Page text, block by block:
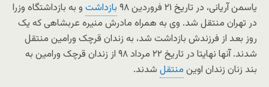
یاسمن آریانی، در تاریخ ۲۱ فروردین ۹۸
بازداشت و به بازداشتگاه وزرا
در تهران منتقل شد. وی به همراه مادرش منیره عربشاهی که یک
روز بعد از فرزندش بازداشت شد، به زندان قرچک ورامین منتقل
شدند. آنها نهایتا در تاریخ ۲۲ مرداد ۹۸ از زندان قرچک ورامین به
بند زنان زندان اوین منتقل شدند.